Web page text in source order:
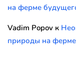
на ферме
Vadim Popov к
природы на